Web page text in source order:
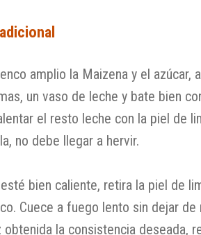
amplio la Maizena y el azúcar,
un vaso de leche y bate bien
el resto leche con la piel de
no debe llegar a hervir.
bien caliente, retira la piel de
Cuece a fuego lento sin dejar
obtenida la consistencia deseada,